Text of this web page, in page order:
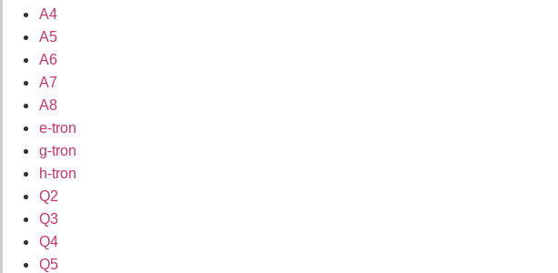
A4
A5
A6
A7
A8
e-tron
g-tron
h-tron
Q2
Q3
Q4
Q5